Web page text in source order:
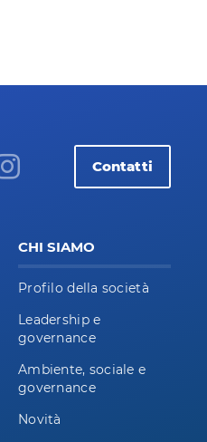
Contatti
CHI SIAMO
Profilo della società
Leadership e
governance
Ambiente, sociale e
governance
Novità